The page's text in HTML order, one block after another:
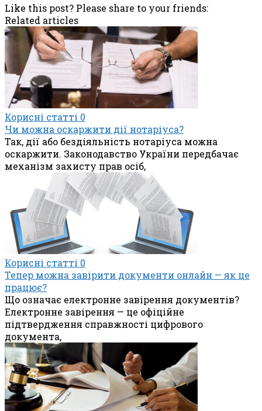
Like this post? Please share to your friends:
Related articles
Корисні статті 0
Чи можна оскаржити дії нотаріуса?
Так, дії або бездіяльність нотаріуса можна
оскаржити. Законодавство України передбачає
механізм захисту прав осіб,
Корисні статті 0
Тепер можна завірити документи онлайн — як це
працює?
Що означає електронне завірення документів?
Електронне завірення — це офіційне
підтвердження справжності цифрового
документа,